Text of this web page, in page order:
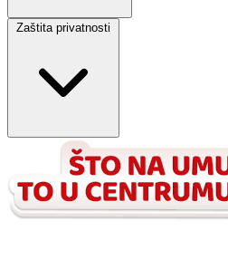
Zaštita privatnosti